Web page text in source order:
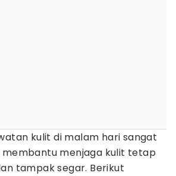
kulit di malam hari sangat
membantu menjaga kulit tetap
tampak segar. Berikut